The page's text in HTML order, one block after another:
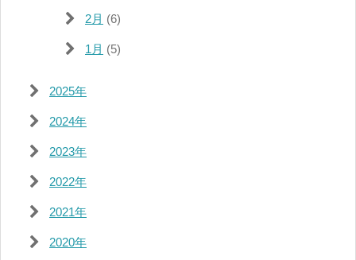
2月 (6)
1月 (5)
2025年
2024年
2023年
2022年
2021年
2020年